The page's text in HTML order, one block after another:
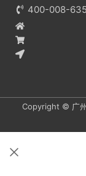
400-008-
Copyright © 广州